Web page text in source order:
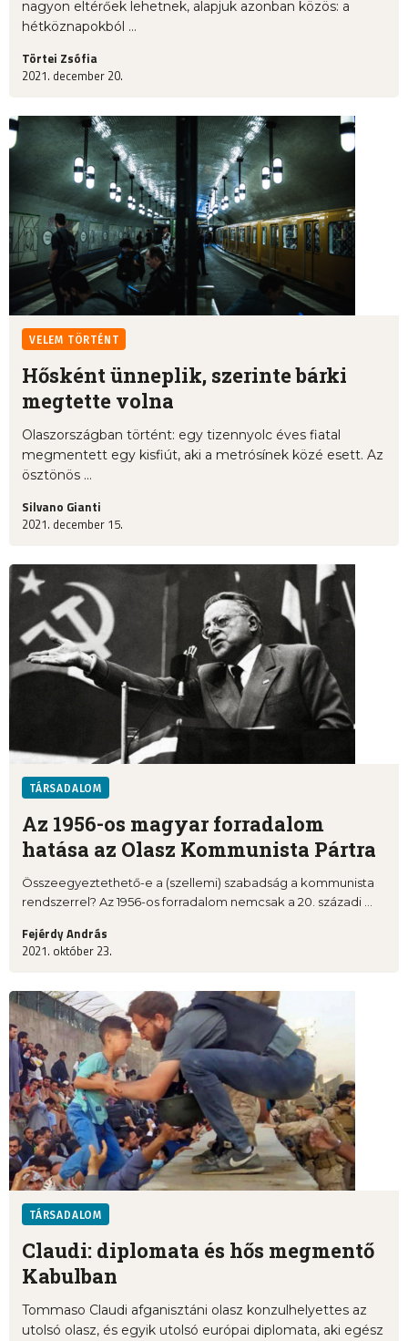
nagyon eltérőek lehetnek, alapjuk azonban közös: a
hétköznapokból ...
Törtei Zsófia
2021. december 20.
VELEM TÖRTÉNT
Hősként ünneplik, szerinte bárki
megtette volna
Olaszországban történt: egy tizennyolc éves fiatal
megmentett egy kisfiút, aki a metrósínek közé esett. Az
ösztönös ...
Silvano Gianti
2021. december 15.
TÁRSADALOM
Az 1956-os magyar forradalom
hatása az Olasz Kommunista Pártra
Összeegyeztethető-e a (szellemi) szabadság a kommunista
rendszerrel? Az 1956-os forradalom nemcsak a 20. századi ...
Fejérdy András
2021. október 23.
TÁRSADALOM
Claudi: diplomata és hős megmentő
Kabulban
Tommaso Claudi afganisztáni olasz konzulhelyettes az
utolsó olasz, és egyik utolsó európai diplomata, aki egész